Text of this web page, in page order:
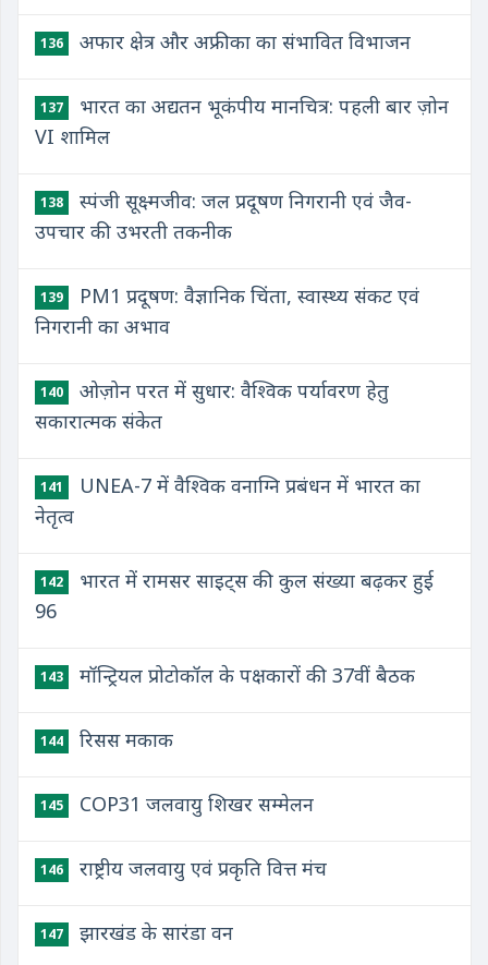
136 अफार क्षेत्र और अफ्रीका का संभावित विभाजन
137
भारत का अद्यतन भूकंपीय मानचित्र: पहली बार ज़ोन
VI शामिल
138
स्पंजी सूक्ष्मजीव: जल प्रदूषण निगरानी एवं जैव-
उपचार की उभरती तकनीक
139
PM1 प्रदूषण: वैज्ञानिक चिंता, स्वास्थ्य संकट एवं
निगरानी का अभाव
140
ओज़ोन परत में सुधार: वैश्विक पर्यावरण हेतु
सकारात्मक संकेत
141
UNEA-7 में वैश्विक वनाग्नि प्रबंधन में भारत का
नेतृत्व
142
भारत में रामसर साइट्स की कुल संख्या बढ़कर हुई
96
143 मॉन्ट्रियल प्रोटोकॉल के पक्षकारों की 37वीं बैठक
144 रिसस मकाक
145 COP31 जलवायु शिखर सम्मेलन
146 राष्ट्रीय जलवायु एवं प्रकृति वित्त मंच
147 झारखंड के सारंडा वन